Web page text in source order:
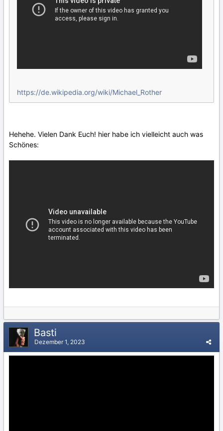
https://de.wikipedia.org/wiki/Michael_Rother
Hehehe. Vielen Dank Euch! hier habe ich vielleicht auch was
Schönes:
Basti
Dezember 1, 2023